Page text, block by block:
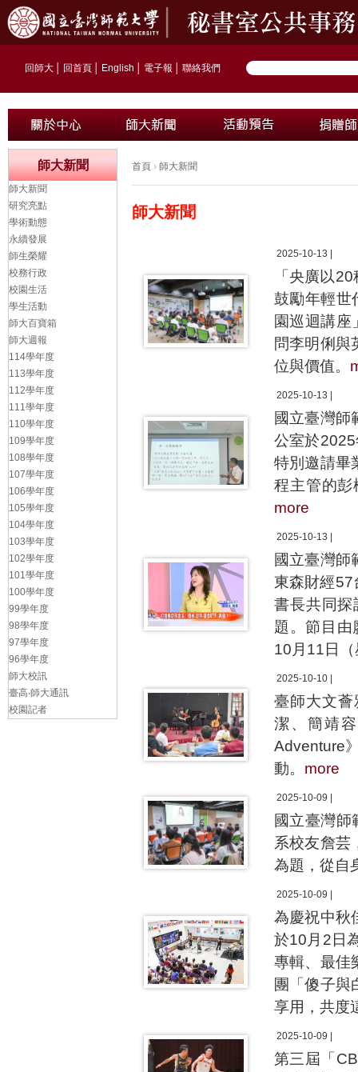
回師大 回首頁 English 電子報 聯絡我們
首頁 › 師大新聞
師大新聞
2025-10-13 |
「央廣以
鼓勵年輕世
園巡迴講
問李明俐與
位與價值。
2025-10-13 |
國立臺灣師
公室於
特別邀請畢
程主管的彭
more
2025-10-13 |
國立臺灣師
東森財經57
書長共同探
題。節目由
10月11日
2025-10-10 |
臺師大文
潔、簡靖
Adventure
動。 more
2025-10-09 |
國立臺灣
系校友詹芸
為題，從自
2025-10-09 |
為慶祝中秋
於10月2日
專輯、最佳
團「傻子與
享用，共度
2025-10-09 |
第三屆「
師大新聞
師大新聞
研究亮點
學術動態
永續發展
師生榮耀
校務行政
校園生活
學生活動
師大百寶箱
師大週報
114學年度
113學年度
112學年度
111學年度
110學年度
109學年度
108學年度
107學年度
106學年度
105學年度
104學年度
103學年度
102學年度
101學年度
100學年度
99學年度
98學年度
97學年度
96學年度
師大校訊
臺高‧師大通訊
校園記者